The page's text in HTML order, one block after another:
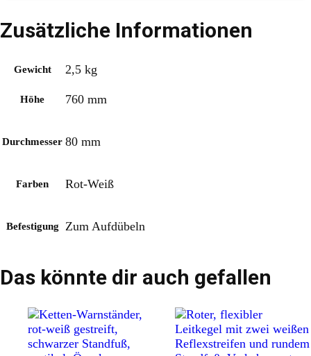
Zusätzliche Informationen
Gewicht 2,5 kg
Höhe 760 mm
Durchmesser 80 mm
Farben Rot-Weiß
Befestigung Zum Aufdübeln
Das könnte dir auch gefallen